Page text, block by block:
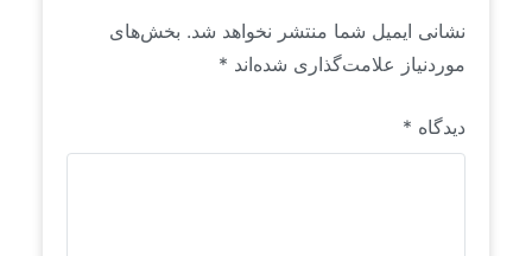
نشانی ایمیل شما منتشر نخواهد شد. بخش‌های
موردنیاز علامت‌گذاری شده‌اند *
دیدگاه *